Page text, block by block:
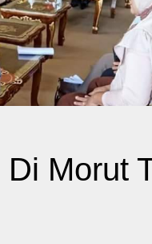
Morut